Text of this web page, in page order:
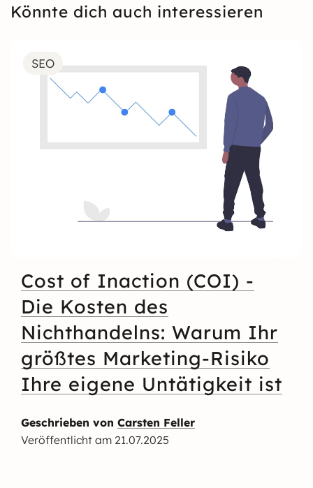
Könnte dich auch interessieren
SEO
Cost of Inaction (COI) -
Die Kosten des
Nichthandelns: Warum Ihr
größtes Marketing-Risiko
Ihre eigene Untätigkeit ist
Geschrieben von Carsten Feller
Veröffentlicht am 21.07.2025